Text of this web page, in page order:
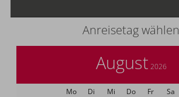
Anreisetag wählen
August 2026
Mo Di Mi Do Fr Sa